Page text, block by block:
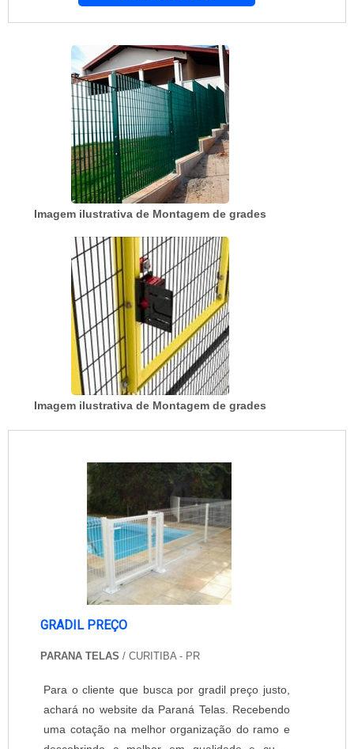
normas estabelecidas. A montagem acontece
conforme o projeto previsto pelo cliente, garan...
Imagem ilustrativa de Montagem de grades
Imagem ilustrativa de Montagem de grades
GRADIL PREÇO
PARANA TELAS / CURITIBA - PR
Para o cliente que busca por gradil preço justo,
achará no website da Paraná Telas. Recebendo
uma cotação na melhor organização do ramo e